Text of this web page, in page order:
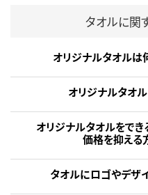
タオルに関
オリジナルタオルは
オリジナルタオ
オリジナルタオルをでき
価格を抑える
タオルにロゴやデザ